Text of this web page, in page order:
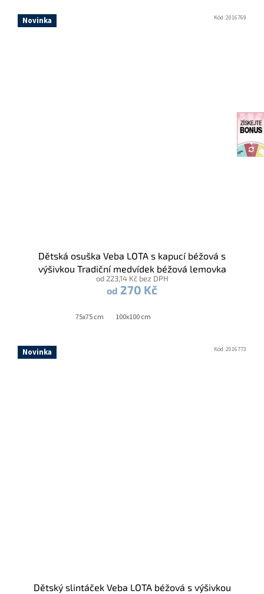
Novinka
Dětská osuška Veba LOTA s kapucí béžová s
výšivkou Tradiční medvídek béžová lemovka
od 223,14 Kč bez DPH
od 270 Kč
75x75 cm 100x100 cm
Kód:2016769
Novinka
Dětský slintáček Veba LOTA béžová s výšivkou
Kód:2016773